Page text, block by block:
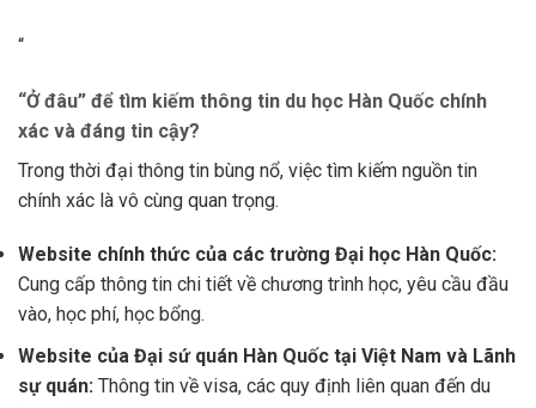
“
“Ở đâu” để tìm kiếm thông tin du học Hàn Quốc chính
xác và đáng tin cậy?
Trong thời đại thông tin bùng nổ, việc tìm kiếm nguồn tin
chính xác là vô cùng quan trọng.
Website chính thức của các trường Đại học Hàn Quốc:
Cung cấp thông tin chi tiết về chương trình học, yêu cầu đầu
vào, học phí, học bổng.
Website của Đại sứ quán Hàn Quốc tại Việt Nam và Lãnh
sự quán: Thông tin về visa, các quy định liên quan đến du